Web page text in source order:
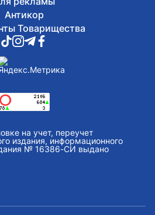
Антикор
Товарищества
на учет, переучет
издания, информационного
№ 16386-СИ выдано